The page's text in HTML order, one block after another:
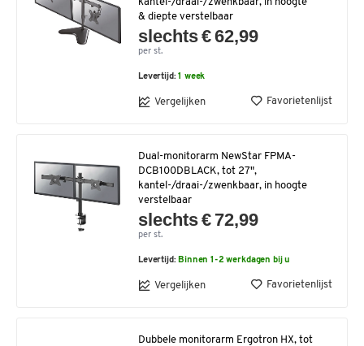
& diepte verstelbaar
slechts € 62,99
per st.
Levertijd:1 week
Vergelijken Favorietenlijst
Dual-monitorarm NewStar FPMA-
DCB100DBLACK, tot 27",
kantel-/draai-/zwenkbaar, in hoogte
verstelbaar
slechts € 72,99
per st.
Levertijd: Binnen 1-2 werkdagen bij u
Vergelijken Favorietenlijst
Dubbele monitorarm Ergotron HX, tot